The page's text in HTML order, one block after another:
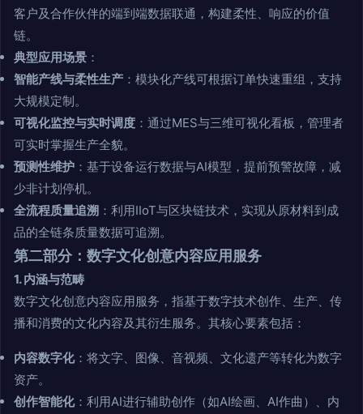
客户及合作伙伴的端到端数据联通，构建柔性、响应的价值
链。
典型应用场景 ：
智能产线与柔性生产 ：模块化产线可根据订单快速重组，支持
大规模定制。
可视化监控与实时调度 ：通过MES与三维可视化看板，管理者
可实时掌握生产全貌。
预测性维护 ：基于设备运行数据与AI模型，提前预警故障，减
少非计划停机。
全流程质量追溯 ：利用IIoT与区块链技术，实现从原材料到成
品的全链条质量数据可追溯。
第二部分：数字文化创意内容应用服务
1. 内涵与范畴
数字文化创意内容应用服务，指基于数字技术创作、生产、传
播和消费的文化内容及其衍生服务。其核心要素包括：
内容数字化：将文字、图像、音视频、文化遗产等转化为数字
资产。
创作智能化：利用AI进行辅助创作（如AI绘画、AI作曲）、内